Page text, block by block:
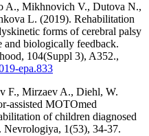
A., Mikhnovich V., Dutova N.,
L. (2019). Rehabilitation
forms of cerebral palsy
and biologically feedback.
104(Suppl 3), A352.,
epa.833
F., Mirzaev A., Diehl, W.
assisted MOTOmed
of children diagnosed
Nevrologiya, 1(53), 34-37.